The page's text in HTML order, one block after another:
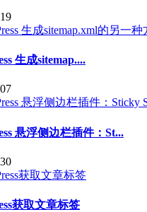
生成sitemap....
悬浮侧边栏插件：St...
获取文章标签